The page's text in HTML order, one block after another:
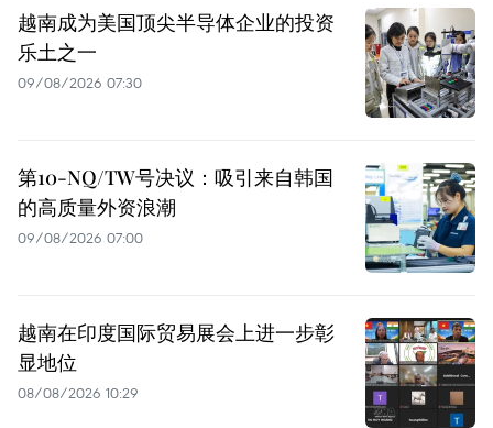
越南成为美国顶尖半导体企业的投资
乐土之一
09/08/2026 07:30
第10-NQ/TW号决议：吸引来自韩国
的高质量外资浪潮
09/08/2026 07:00
越南在印度国际贸易展会上进一步彰
显地位
08/08/2026 10:29